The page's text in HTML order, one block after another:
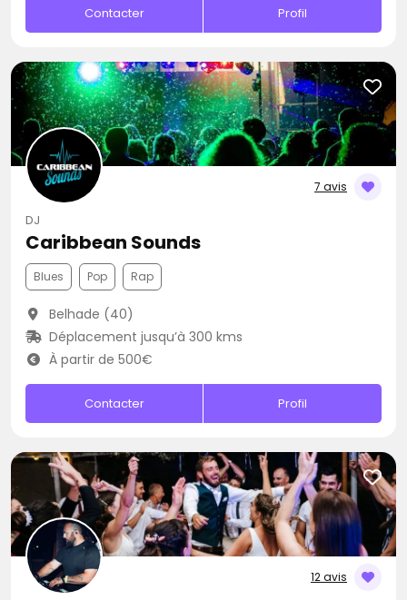
Contacter Profil
7 avis
DJ
Caribbean Sounds
Blues Pop Rap
Belhade (40)
Déplacement jusqu’à 300 kms
À partir de 500€
Contacter Profil
12 avis